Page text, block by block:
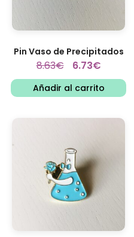
Pin Vaso de Precipitados
8.63€ 6.73€
Añadir al carrito